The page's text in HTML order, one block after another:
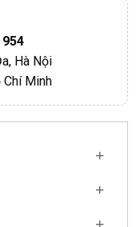
Hà Nội
Chí Minh